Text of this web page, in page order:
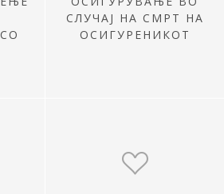
СЛУЧАЈ НА СМРТ НА
ОСИГУРЕНИКОТ